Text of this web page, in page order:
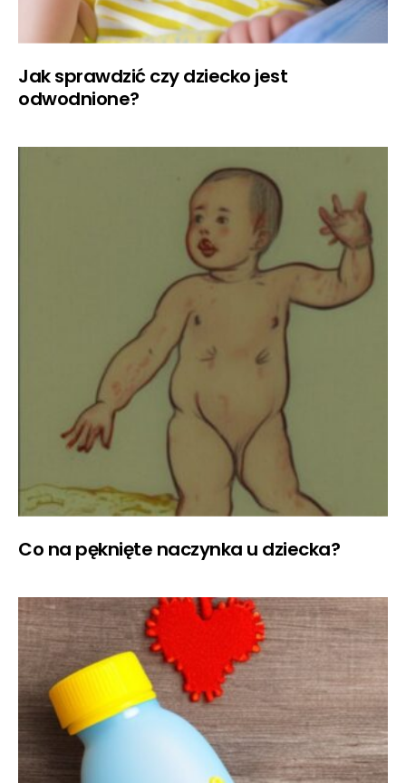
Jak sprawdzić czy dziecko jest
odwodnione?
Co na pęknięte naczynka u dziecka?